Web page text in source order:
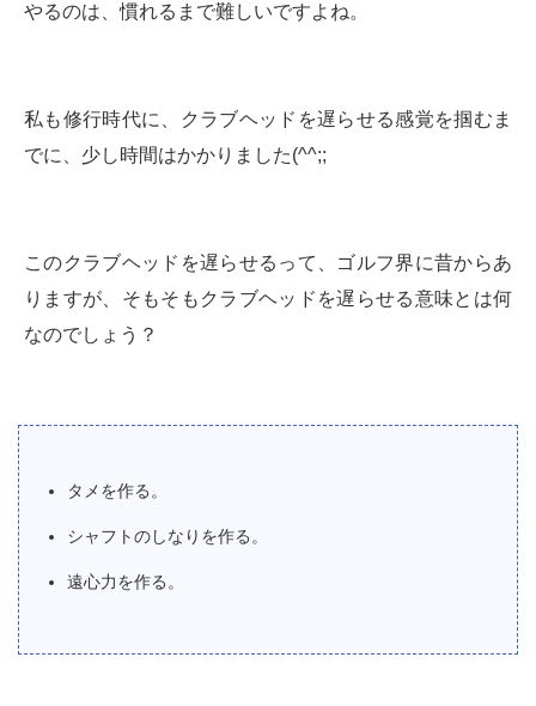
やるのは、慣れるまで難しいですよね。
私も修行時代に、クラブヘッドを遅らせる感覚を掴むま
でに、少し時間はかかりました(^^;;
このクラブヘッドを遅らせるって、ゴルフ界に昔からあ
りますが、そもそもクラブヘッドを遅らせる意味とは何
なのでしょう？
タメを作る。
シャフトのしなりを作る。
遠心力を作る。